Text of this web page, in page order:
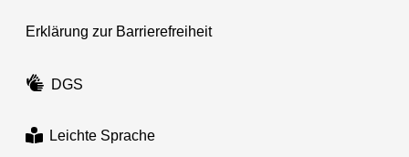
Erklärung zur Barrierefreiheit
DGS
Leichte Sprache